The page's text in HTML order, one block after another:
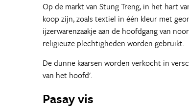
Op de markt van Stung Treng, in het hart
koop zijn, zoals textiel in één kleur met
ijzerwarenzaakje aan de hoofdgang van
religieuze plechtigheden worden gebruikt.
De dunne kaarsen worden verkocht in
van het hoofd'.
Pasay vis